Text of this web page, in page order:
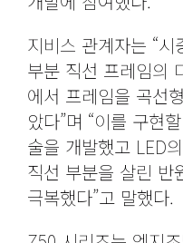
지비스 관계자는 “
부분 직선 프레임의
에서 프레임을 곡선
았다”며 “이를 구현
술을 개발했고 LED
직선 부분을 살린 반
극복했다”고 말했다.